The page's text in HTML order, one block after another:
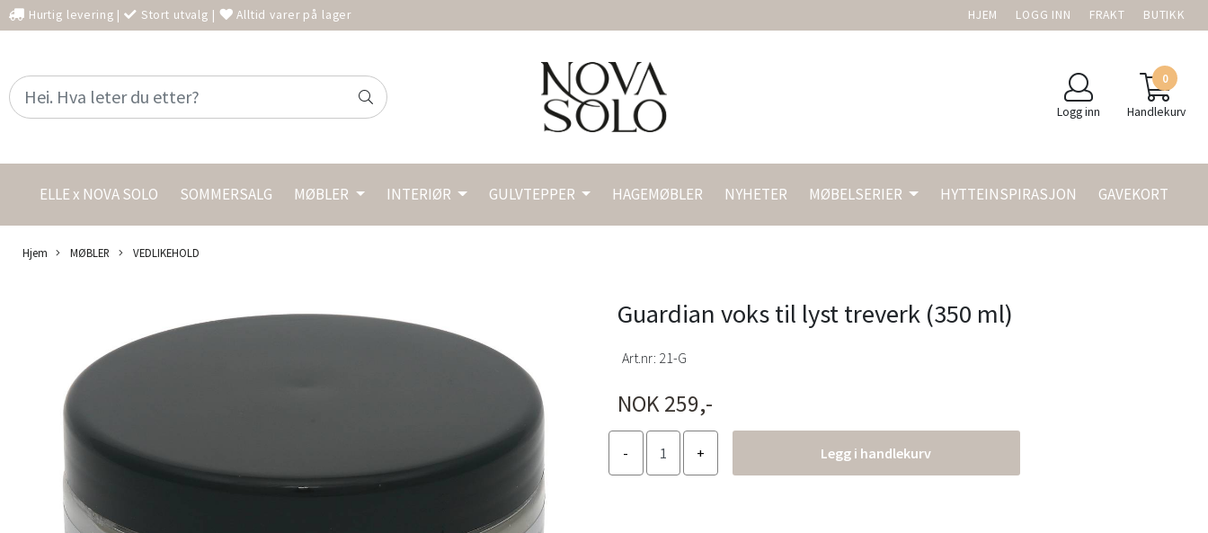
Hurtig levering | Stort utvalg | Alltid varer på lager HJEM LOGG INN FRAKT BUTIKK
Logg inn
0
Handlekurv
ELLE x NOVA SOLO SOMMERSALG MØBLER INTERIØR GULVTEPPER HAGEMØBLER NYHETER MØBELSERIER HYTTEINSPIRASJON GAVEKORT
Hjem MØBLER VEDLIKEHOLD
Guardian voks til lyst treverk (350 ml)
Art.nr: 21-G
NOK 259,-
Legg i handlekurv